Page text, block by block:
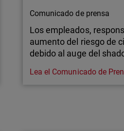
Comunicado de prensa
Los empleados,
aumento del riesgo de
debido al auge del
Lea el Comunicado de